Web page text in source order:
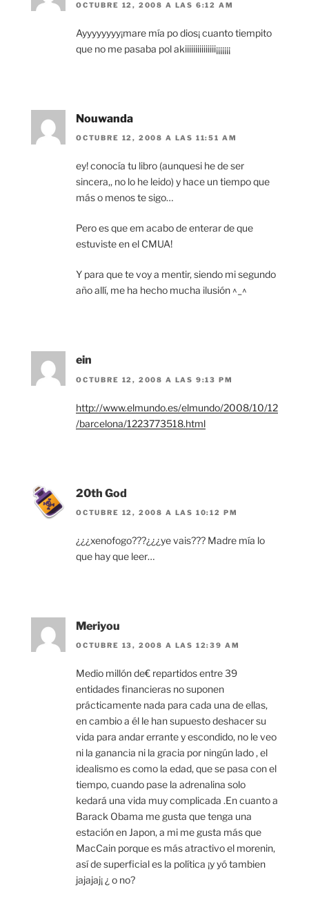
OCTUBRE 12, 2008 A LAS 6:12 AM
Ayyyyyyyy¡mare mía po dios¡ cuanto tiempito
que no me pasaba pol akiiiiiiiiiiiiiii¡¡¡¡¡¡¡
Nouwanda
OCTUBRE 12, 2008 A LAS 11:51 AM
ey! conocía tu libro (aunquesi he de ser
sincera,, no lo he leido) y hace un tiempo que
más o menos te sigo…
Pero es que em acabo de enterar de que
estuviste en el CMUA!
Y para que te voy a mentir, siendo mi segundo
año allí, me ha hecho mucha ilusión ^_^
ein
OCTUBRE 12, 2008 A LAS 9:13 PM
http://www.elmundo.es/elmundo/2008/10/12
/barcelona/1223773518.html
20th God
OCTUBRE 12, 2008 A LAS 10:12 PM
¿¿¿xenofogo???¿¿¿ye vais??? Madre mía lo
que hay que leer…
Meriyou
OCTUBRE 13, 2008 A LAS 12:39 AM
Medio millón de€ repartidos entre 39
entidades financieras no suponen
prácticamente nada para cada una de ellas,
en cambio a él le han supuesto deshacer su
vida para andar errante y escondido, no le veo
ni la ganancia ni la gracia por ningún lado , el
idealismo es como la edad, que se pasa con el
tiempo, cuando pase la adrenalina solo
kedará una vida muy complicada .En cuanto a
Barack Obama me gusta que tenga una
estación en Japon, a mi me gusta más que
MacCain porque es más atractivo el morenin,
así de superficial es la política ¡y yó tambien
jajajaj¡ ¿ o no?